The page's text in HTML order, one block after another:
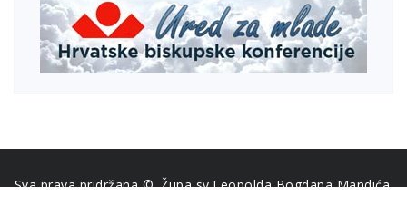
Sva prava pridržana ©. Župa sv.Leopolda Bogdana Mandića.